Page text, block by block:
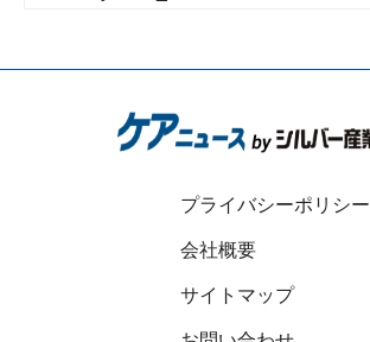
プライバシーポリシー
会社概要
サイトマップ